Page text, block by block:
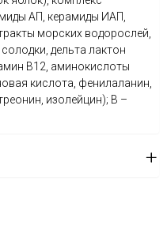
АП, керамиды ИАП,
морских водорослей,
дельта лактон
B12, аминокислоты
кислота, фенилаланин,
изолейцин); В –